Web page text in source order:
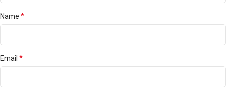
Name *
Email *